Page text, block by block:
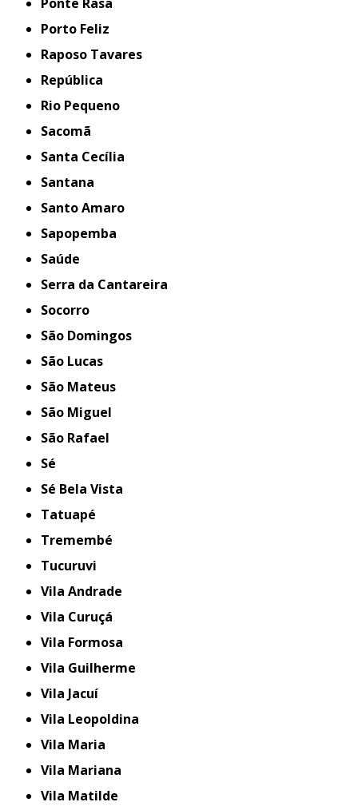
Porto Feliz
Raposo Tavares
República
Rio Pequeno
Sacomã
Santa Cecília
Santana
Santo Amaro
Sapopemba
Saúde
Serra da Cantareira
Socorro
São Domingos
São Lucas
São Mateus
São Miguel
São Rafael
Sé
Sé Bela Vista
Tatuapé
Tremembé
Tucuruvi
Vila Andrade
Vila Curuçá
Vila Formosa
Vila Guilherme
Vila Jacuí
Vila Leopoldina
Vila Maria
Vila Mariana
Vila Matilde